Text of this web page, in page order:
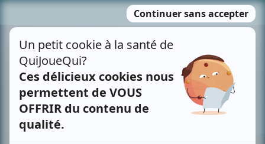
MENU
contenu
Recherche avancée »